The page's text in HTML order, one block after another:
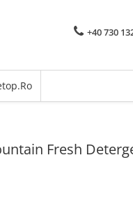
+40 730
Fresh